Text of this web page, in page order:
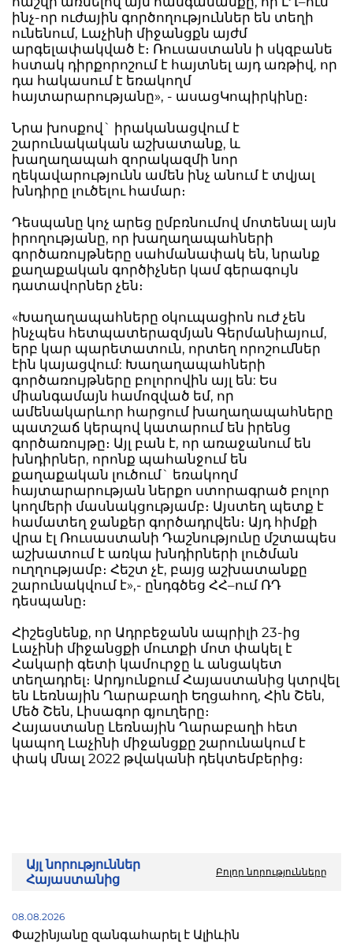
ինչ-որ ուժային գործողություններ են տեղի
ունենում, Լաչինի միջանցքն այժմ
արգելափակված է։ Ռուսաստանն ի սկզբանե
հստակ դիրքորոշում է հայտնել այդ առթիվ, որ
դա հակասում է եռակողմ
հայտարարությանը», - ասացԿոպիրկինը։
Նրա խոսքով` իրականացվում է
շարունակական աշխատանք, և
խաղաղապահ զորակազմի նոր
ղեկավարությունն ամեն ինչ անում է տվյալ
խնդիրը լուծելու համար։
Դեսպանը կոչ արեց ըմբռնումով մոտենալ այն
իրողությանը, որ խաղաղապահների
գործառույթները սահմանափակ են, նրանք
քաղաքական գործիչներ կամ գերագույն
դատավորներ չեն։
«Խաղաղապահները օկուպացիոն ուժ չեն
ինչպես հետպատերազմյան Գերմանիայում,
երբ կար պարետատուն, որտեղ որոշումներ
էին կայացվում: Խաղաղապահների
գործառույթները բոլորովին այլ են: Ես
միանգամայն համոզված եմ, որ
ամենակարևոր հարցում խաղաղապահները
պատշաճ կերպով կատարում են իրենց
գործառույթը։ Այլ բան է, որ առաջանում են
խնդիրներ, որոնք պահանջում են
քաղաքական լուծում` եռակողմ
հայտարարության ներքո ստորագրած բոլոր
կողմերի մասնակցությամբ։ Այստեղ պետք է
համատեղ ջանքեր գործադրվեն։ Այդ հիմքի
վրա էլ Ռուսաստանի Դաշնությունը մշտապես
աշխատում է առկա խնդիրների լուծման
ուղղությամբ։ Հեշտ չէ, բայց աշխատանքը
շարունակվում է»,- ընդգծեց ՀՀ–ում ՌԴ
դեսպանը։
Հիշեցնենք, որ Ադրբեջանն ապրիլի 23-ից
Լաչինի միջանցքի մուտքի մոտ փակել է
Հակարի գետի կամուրջը և անցակետ
տեղադրել։ Արդյունքում Հայաստանից կտրվել
են Լեռնային Ղարաբաղի Եղցահող, Հին Շեն,
Մեծ Շեն, Լիսագոր գյուղերը։
Հայաստանը Լեռնային Ղարաբաղի հետ
կապող Լաչինի միջանցքը շարունակում է
փակ մնալ 2022 թվականի դեկտեմբերից։
Այլ նորություններ
Հայաստանից
Բոլոր նորությունները
08.08.2026
Փաշինյանը զանգահարել է Ալիևին